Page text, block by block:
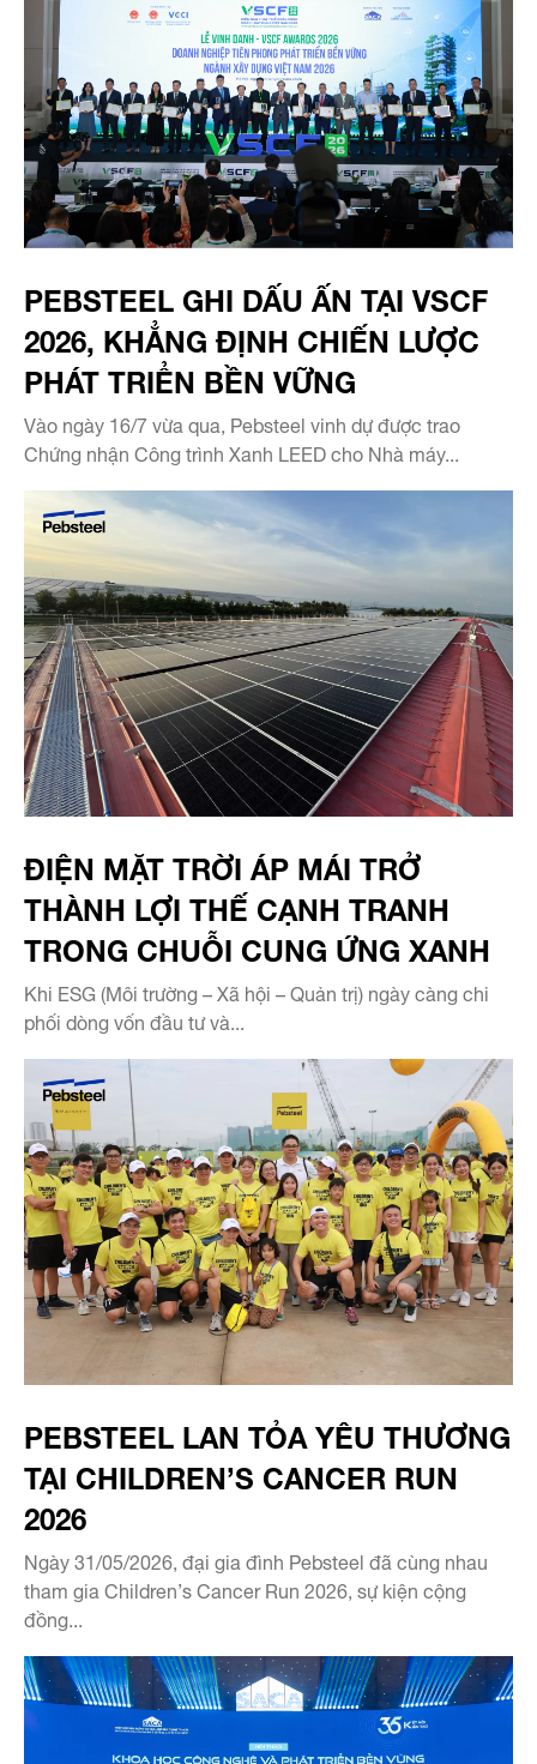
PEBSTEEL GHI DẤU ẤN TẠI VSCF
2026, KHẲNG ĐỊNH CHIẾN LƯỢC
PHÁT TRIỂN BỀN VỮNG
Vào ngày 16/7 vừa qua, Pebsteel vinh dự được trao
Chứng nhận Công trình Xanh LEED cho Nhà máy...
ĐIỆN MẶT TRỜI ÁP MÁI TRỞ
THÀNH LỢI THẾ CẠNH TRANH
TRONG CHUỖI CUNG ỨNG XANH
Khi ESG (Môi trường – Xã hội – Quản trị) ngày càng chi
phối dòng vốn đầu tư và...
PEBSTEEL LAN TỎA YÊU THƯƠNG
TẠI CHILDREN’S CANCER RUN
2026
Ngày 31/05/2026, đại gia đình Pebsteel đã cùng nhau
tham gia Children’s Cancer Run 2026, sự kiện cộng
đồng...